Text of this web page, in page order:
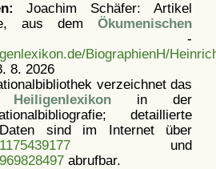
Joachim Schäfer: Artikel
aus dem Ökumenischen
BiographienH/
8. 2026
verzeichnet das
in der
detaillierte
Daten sind im Internet über
und
abrufbar.